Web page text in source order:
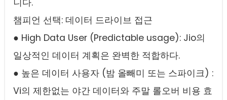
니다.
챔피언 선택: 데이터 드라이브 접근
● High Data User (Predictable usage): Jio의
일상적인 데이터 계획은 완벽한 적합하다.
● 높은 데이터 사용자 (밤 올빼미 또는 스파이크) :
Vi의 제한없는 야간 데이터와 주말 롤오버 비용 효